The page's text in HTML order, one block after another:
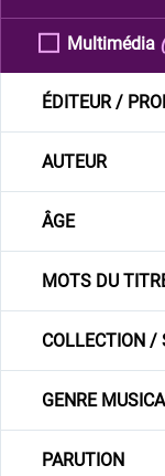
Multimédia
ÉDITEUR /
AUTEUR
ÂGE
MOTS DU
COLLECTION /
GENRE
PARUTION